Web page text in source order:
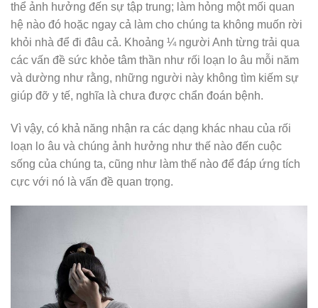
thể ảnh hưởng đến sự tập trung; làm hỏng một mối quan
hệ nào đó hoặc ngay cả làm cho chúng ta không muốn rời
khỏi nhà để đi đâu cả. Khoảng ¼ người Anh từng trải qua
các vấn đề sức khỏe tâm thần như rối loạn lo âu mỗi năm
và dường như rằng, những người này không tìm kiếm sự
giúp đỡ y tế, nghĩa là chưa được chẩn đoán bệnh.
Vì vậy, có khả năng nhận ra các dạng khác nhau của rối
loạn lo âu và chúng ảnh hưởng như thế nào đến cuộc
sống của chúng ta, cũng như làm thế nào để đáp ứng tích
cực với nó là vấn đề quan trọng.